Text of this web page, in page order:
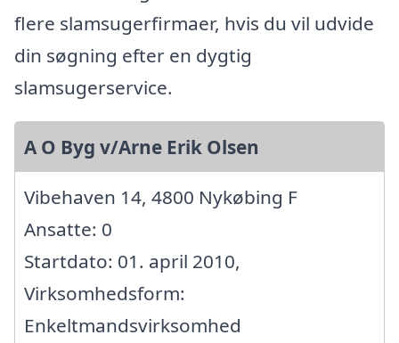
flere slamsugerfirmaer, hvis du vil udvide
din søgning efter en dygtig
slamsugerservice.
A O Byg v/Arne Erik Olsen
Vibehaven 14, 4800 Nykøbing F
Ansatte: 0
Startdato: 01. april 2010,
Virksomhedsform:
Enkeltmandsvirksomhed